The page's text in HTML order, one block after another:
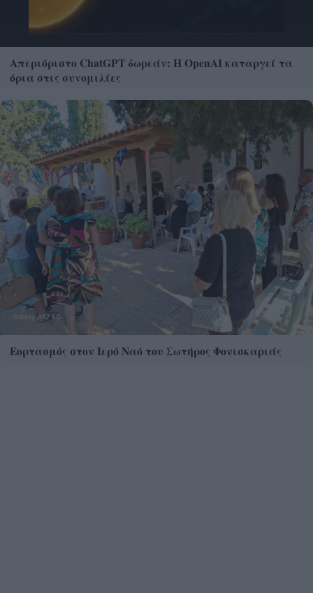
Απεριόριστο ChatGPT δωρεάν: Η OpenAI καταργεί τα
όρια στις συνομιλίες
Εορτασμός στον Ιερό Ναό του Σωτήρος Φονισκαριάς